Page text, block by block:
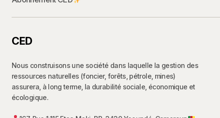
CED
Nous construisons une société dans laquelle la gestion des
ressources naturelles (foncier, forêts, pétrole, mines)
assurera, à long terme, la durabilité sociale, économique et
écologique.